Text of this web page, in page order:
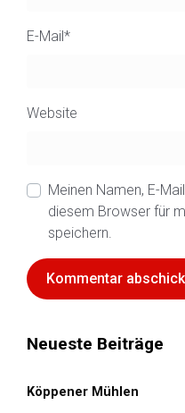
E-Mail*
Website
Meinen Namen, E-
diesem Browser für
speichern.
Neueste Beiträge
Köppener Mühlen